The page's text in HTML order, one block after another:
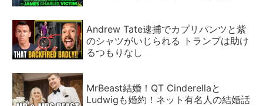
Andrew Tate逮捕でカプリパンツと紫
のシャツがいじられる トランプは助け
るつもりなし
MrBeast結婚！QT Cinderellaと
Ludwigも婚約！ネット有名人の結婚話